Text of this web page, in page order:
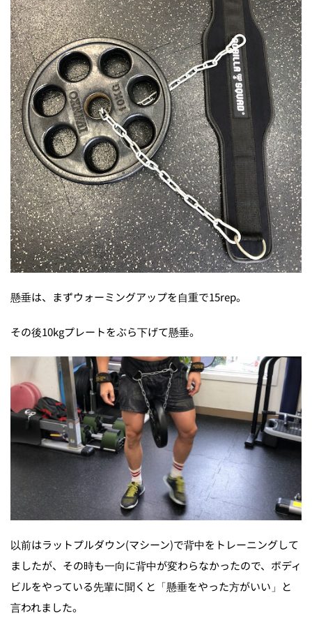
懸垂は、まずウォーミングアップを自重で15rep。
その後10kgプレートをぶら下げて懸垂。
以前はラットプルダウン(マシーン)で背中をトレーニングして
ましたが、その時も一向に背中が変わらなかったので、ボディ
ビルをやっている先輩に聞くと「懸垂をやった方がいい」と
言われました。